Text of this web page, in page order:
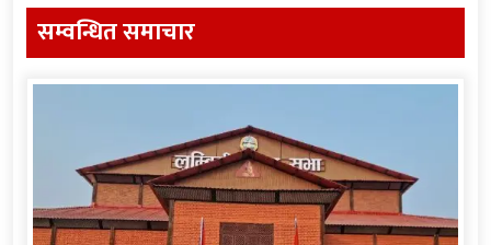
सम्वन्धित समाचार